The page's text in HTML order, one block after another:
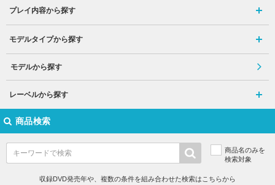
プレイ内容から探す
モデルタイプから探す
モデルから探す
レーベルから探す
商品検索
商品名のみを
検索対象
収録DVD発売年や、複数の条件を組み合わせた検索はこちらから